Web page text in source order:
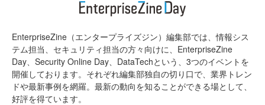
EnterpriseZine（エンタープライズジン）編集部では、情報シス
テム担当、セキュリティ担当の方々向けに、EnterpriseZine
Day、Security Online Day、DataTechという、3つのイベントを
開催しております。それぞれ編集部独自の切り口で、業界トレン
ドや最新事例を網羅。最新の動向を知ることができる場として、
好評を得ています。